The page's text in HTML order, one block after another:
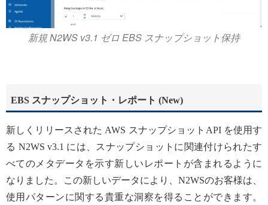
新規 N2WS v3.1 ゼロ EBS スナップショット保持
EBS スナップショット・レポート (New)
新しくリリースされた AWS スナップショットAPI を使用す
る N2WS v3.1 には、スナップショットに関連付けられたす
べてのメタデータを示す新しいレポートが含まれるように
なりました。この新しいデータにより、N2WSのお客様は、
使用パターンに関する貴重な洞察を得ることができます。